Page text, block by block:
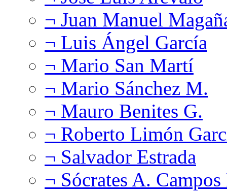
¬ Juan Manuel
¬ Luis Ángel García
¬ Mario San Martí
¬ Mario Sánchez M.
¬ Mauro Benites G.
¬ Roberto Limón
¬ Salvador Estrada
¬ Sócrates A.